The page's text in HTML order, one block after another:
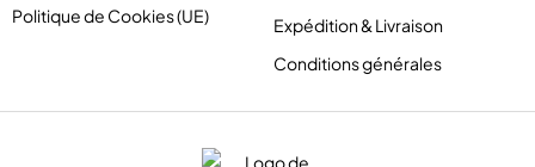
Politique de Cookies (UE)
Expédition & Livraison
Conditions générales